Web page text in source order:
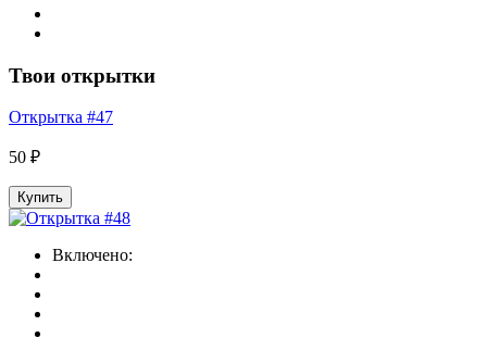
Твои открытки
Открытка #47
50 ₽
Купить
Включено: